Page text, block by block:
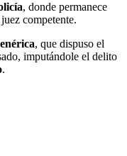
, donde permanece
competente.
, que dispuso el
imputándole el delito
.